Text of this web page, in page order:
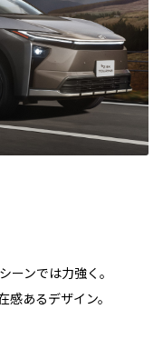
ーンでは力強く。
あるデザイン。